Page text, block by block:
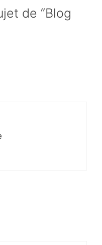
de “Blog